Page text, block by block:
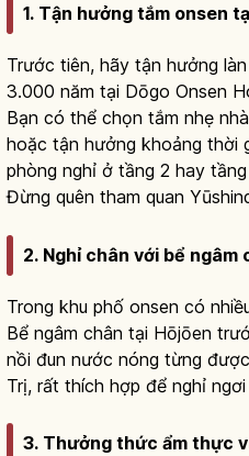
1. Tận hưởng tắm onsen
Trước tiên, hãy tận hưởng
3.000 năm tại Dōgo Onsen
Bạn có thể chọn tắm nhẹ
hoặc tận hưởng khoảng thời
phòng nghỉ ở tầng 2 hay
Đừng quên tham quan
2. Nghỉ chân với bể ngâm
Trong khu phố onsen có
Bể ngâm chân tại Hōjōen
nồi đun nước nóng từng
Trị, rất thích hợp để nghỉ
3. Thưởng thức ẩm thực